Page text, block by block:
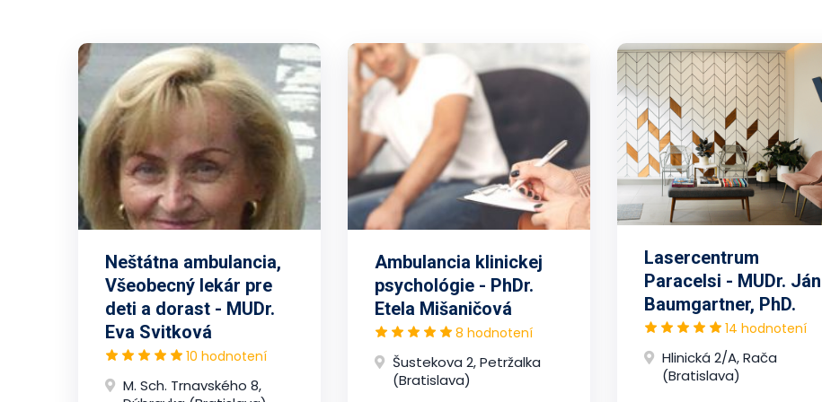
Neštátna ambulancia,
Všeobecný lekár pre
deti a dorast - MUDr.
Eva Svitková
10 hodnotení
M. Sch. Trnavského 8,
Ambulancia klinickej
psychológie - PhDr.
Etela Mišaničová
8 hodnotení
Šustekova 2, Petržalka
(Bratislava)
Lasercentrum
Paracelsi - MUDr. Ján
Baumgartner, PhD.
14 hodnotení
Hlinická 2/A, Rača
(Bratislava)